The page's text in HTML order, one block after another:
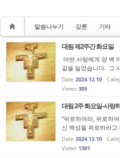
말씀나누기 강론 기타
대림 제2주간 화요일
어떤 사람에게 양 백
길을 잃었습니다. 그
채 길 잃은 양을 찾아
다. 물론 여기에서의
Date 2024.12.10
Views 305
대림 2주 화요일-사랑
“위로하여라, 위로하
신 백성을 위로하라
일까요? 너 나 할 것
위로한다는 말입니까
Date 2024.12.10
Views 1381